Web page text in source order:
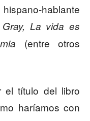
hablante
La vida es
(entre otros
el título del libro
haríamos con